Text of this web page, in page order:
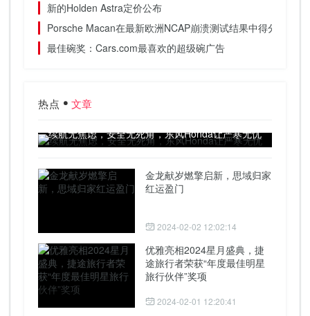
新的Holden Astra定价公布
Porsche Macan在最新欧洲NCAP崩溃测试结果中得分最高评
最佳碗奖：Cars.com最喜欢的超级碗广告
热点 文章
续航无焦虑，安全无死角，东风Honda让严寒无忧
金龙献岁燃擎启新，思域归家
红运盈门
2024-02-02 12:02:14
优雅亮相2024星月盛典，捷
途旅行者荣获“年度最佳明星
旅行伙伴”奖项
2024-02-01 12:20:41